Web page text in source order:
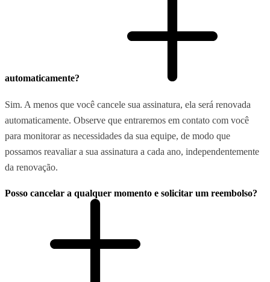
automaticamente?
Sim. A menos que você cancele sua assinatura, ela será renovada
automaticamente. Observe que entraremos em contato com você
para monitorar as necessidades da sua equipe, de modo que
possamos reavaliar a sua assinatura a cada ano, independentemente
da renovação.
Posso cancelar a qualquer momento e solicitar um reembolso?